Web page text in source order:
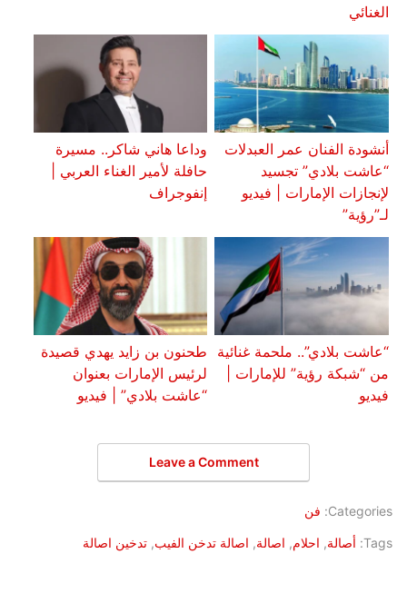
الغنائي
أنشودة الفنان عمر العبدلات
“عاشت بلادي” تجسيد
لإنجازات الإمارات | فيديو
لـ”رؤية”
وداعا هاني شاكر.. مسيرة
حافلة لأمير الغناء العربي |
إنفوجراف
“عاشت بلادي”.. ملحمة غنائية
من “شبكة رؤية” للإمارات |
فيديو
طحنون بن زايد يهدي قصيدة
لرئيس الإمارات بعنوان
“عاشت بلادي” | فيديو
Leave a Comment
Categories: فن
Tags: أصالة, احلام, اصالة, اصالة تدخن الفيب, تدخين اصالة